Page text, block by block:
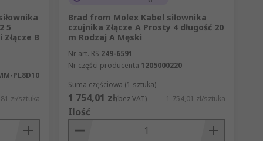
5
B
PL8D10
zł/sztuka
Brad from Molex Kabel siłownika
czujnika Złącze A Prosty 4 długość 20
m Rodzaj A Męski
Nr art. RS 249-6591
Nr części producenta 1205000220
Suma częściowa (1 sztuka)
1 754,01 zł(bez VAT) 1 754,01 zł/sztuka
Ilość